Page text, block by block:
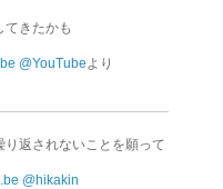
てきたかも
@YouTube より
り返されないことを願って
@hikakin